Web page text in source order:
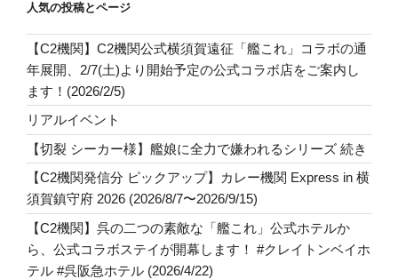
人気の投稿とページ
【C2機関】C2機関公式横須賀遠征「艦これ」コラボの通
年展開、2/7(土)より開始予定の公式コラボ店をご案内し
ます！(2026/2/5)
リアルイベント
【切裂 シーカー様】艦娘に全力で嫌われるシリーズ 続き
【C2機関発信分 ピックアップ】カレー機関 Express in 横
須賀鎮守府 2026 (2026/8/7〜2026/9/15)
【C2機関】呉の二つの素敵な「艦これ」公式ホテルか
ら、公式コラボステイが開幕します！ #クレイトンベイホ
テル #呉阪急ホテル (2026/4/22)